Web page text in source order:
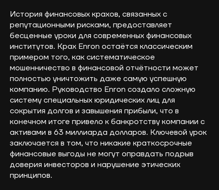
История финансовых крахов, связанных с
репутационными рисками, предоставляет
бесценные уроки для современных финансовых
институтов. Крах Enron остаётся классическим
примером того, как систематическое
мошенничество в финансовой отчётности может
полностью уничтожить даже самую успешную
компанию. Руководство Enron создало сложную
систему специальных юридических лиц для
сокрытия долгов и завышения прибыли, что в
конечном итоге привело к банкротству компании с
активами в 63 миллиарда долларов. Ключевой урок
заключается в том, что никакие краткосрочные
финансовые выгоды не могут оправдать подрыв
доверия инвесторов и нарушение этических
принципов.